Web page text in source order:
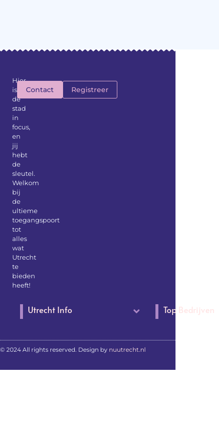
Hier
is
de
stad
in
focus,
en
jij
hebt
de
sleutel.
Welkom
bij
de
ultieme
toegangspoort
tot
alles
wat
Utrecht
te
bieden
heeft!
Contact Registreer
Utrecht Info Top Bedrijven
© 2024 All rights reserved. Design by nuutrecht.nl